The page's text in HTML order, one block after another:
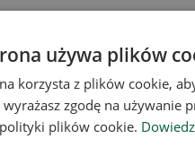
używa plików
korzysta z plików cookie,
zgodę na używanie
plików cookie.